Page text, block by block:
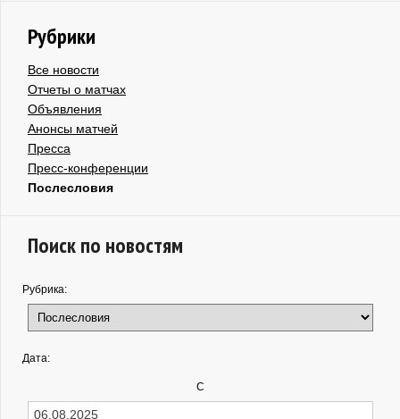
Рубрики
Все новости
Отчеты о матчах
Объявления
Анонсы матчей
Пресса
Пресс-конференции
Послесловия
Поиск по новостям
Рубрика:
Дата:
С